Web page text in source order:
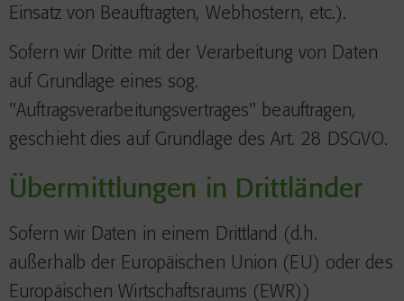
Einsatz von Beauftragten, Webhostern, etc.).
Sofern wir Dritte mit der Verarbeitung von Daten
auf Grundlage eines sog.
"Auftragsverarbeitungsvertrages" beauftragen,
geschieht dies auf Grundlage des Art. 28 DSGVO.
Übermittlungen in Drittländer
Sofern wir Daten in einem Drittland (d.h.
außerhalb der Europäischen Union (EU) oder des
Europäischen Wirtschaftsraums (EWR))